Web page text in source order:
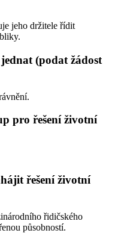
jeho držitele řídit
(podat žádost
pro řešení životní
řešení životní
řidičského
působností.